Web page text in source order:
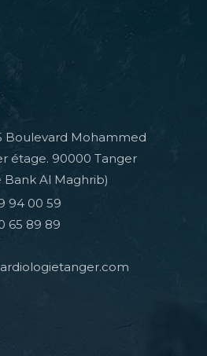
Boulevard Mohammed
étage. 90000 Tanger
Bank Al Maghrib)
94 00 59
65 89 89